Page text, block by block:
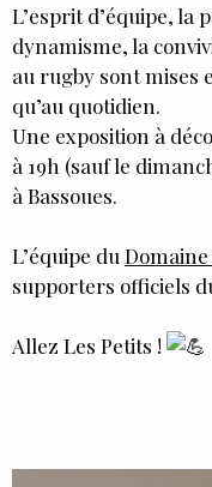
L’esprit d’équipe, la
dynamisme, la
au rugby sont mises
qu’au quotidien.
Une exposition à
à 19h (sauf le
à Bassoues.
L’équipe du Domaine
supporters officiels
Allez Les Petits !